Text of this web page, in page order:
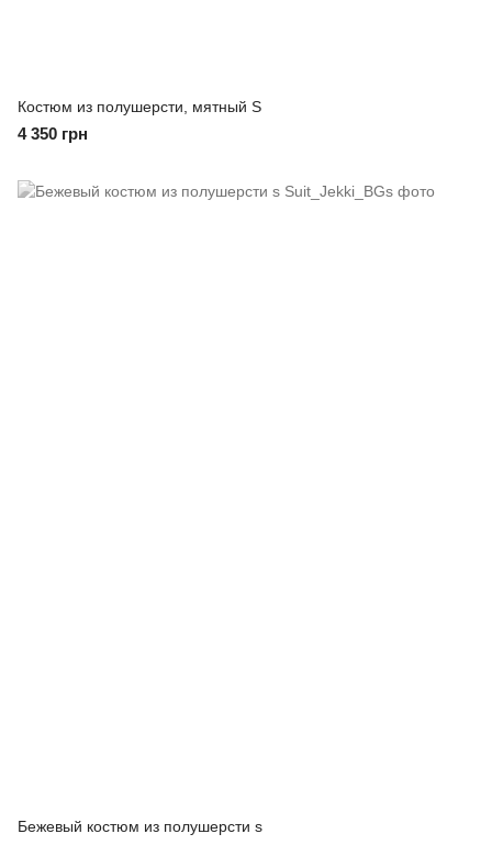
Костюм из полушерсти, мятный S
4 350 грн
Бежевый костюм из полушерсти s